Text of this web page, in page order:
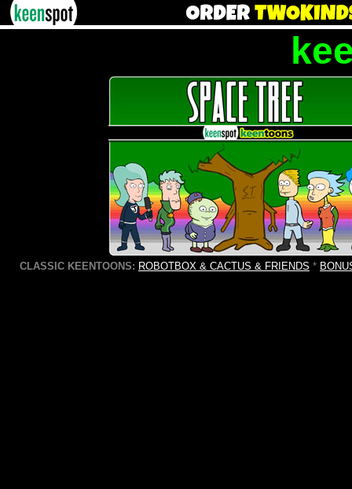
CLASSIC KEENTOONS: ROBOTBOX & CACTUS & FRIENDS *